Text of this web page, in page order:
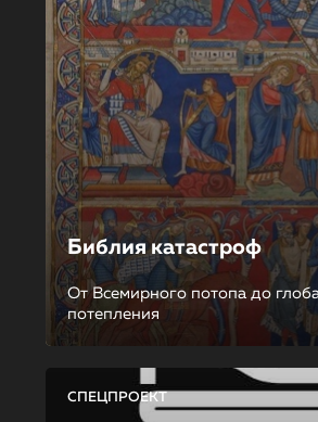
Библия катастроф
От Всемирного потопа до
потепления
СПЕЦПРОЕКТ